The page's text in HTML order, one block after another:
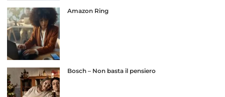
Amazon Ring
Bosch – Non basta il pensiero